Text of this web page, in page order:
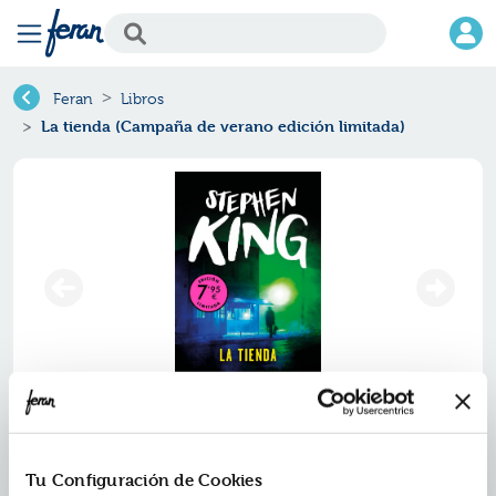
Tu Configuración de Cookies
Feran Libros
La tienda (Campaña de verano edición limitada)
La tienda (campaña de verano